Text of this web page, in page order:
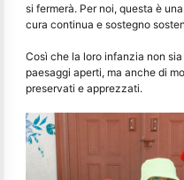
si fermerà. Per noi, questa è
cura continua e sostegno
Così che la loro infanzia non
paesaggi aperti, ma anche di
preservati e apprezzati.